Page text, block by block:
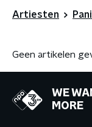
Artiesten
Geen artikelen
WE
MORE